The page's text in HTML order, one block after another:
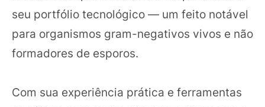
seu portfólio tecnológico — um feito notável
para organismos gram-negativos vivos e não
formadores de esporos.
Com sua experiência prática e ferramentas